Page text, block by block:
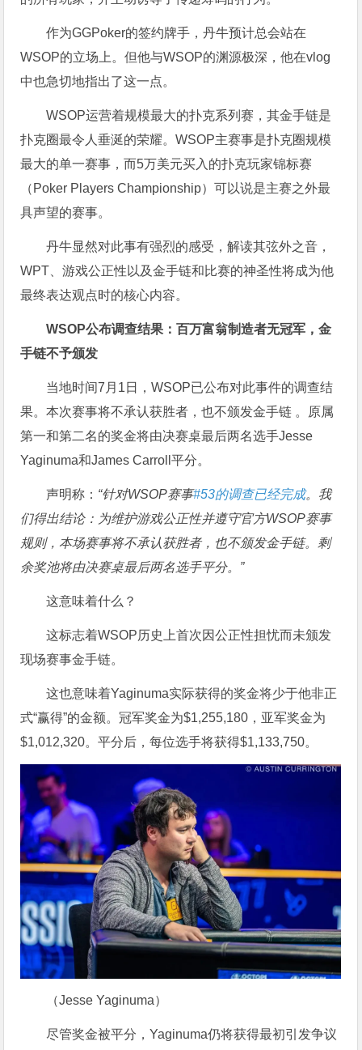
作为GGPoker的签约牌手，丹牛预计总会站在
WSOP的立场上。但他与WSOP的渊源极深，他在vlog
中也急切地指出了这一点。
WSOP运营着规模最大的扑克系列赛，其金手链是
扑克圈最令人垂涎的荣耀。WSOP主赛事是扑克圈规模
最大的单一赛事，而5万美元买入的扑克玩家锦标赛
（Poker Players Championship）可以说是主赛之外最
具声望的赛事。
丹牛显然对此事有强烈的感受，解读其弦外之音，
WPT、游戏公正性以及金手链和比赛的神圣性将成为他
最终表达观点时的核心内容。
WSOP公布调查结果：百万富翁制造者无冠军，金
手链不予颁发
当地时间7月1日，WSOP已公布对此事件的调查结
果。本次赛事将不承认获胜者，也不颁发金手链 。原属
第一和第二名的奖金将由决赛桌最后两名选手Jesse
Yaginuma和James Carroll平分。
声明称： “针对WSOP赛事#53的调查已经完成。我
们得出结论：为维护游戏公正性并遵守官方WSOP赛事
规则，本场赛事将不承认获胜者，也不颁发金手链。剩
余奖池将由决赛桌最后两名选手平分。”
这意味着什么？
这标志着WSOP历史上首次因公正性担忧而未颁发
现场赛事金手链。
这也意味着Yaginuma实际获得的奖金将少于他非正
式“赢得”的金额。冠军奖金为$1,255,180，亚军奖金为
$1,012,320。平分后，每位选手将获得$1,133,750。
（Jesse Yaginuma）
尽管奖金被平分，Yaginuma仍将获得最初引发争议